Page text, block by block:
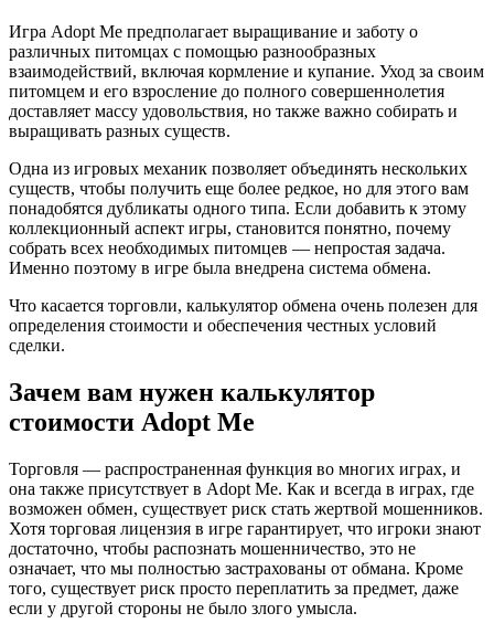
Игра Adopt Me предполагает выращивание и заботу о
различных питомцах с помощью разнообразных
взаимодействий, включая кормление и купание. Уход за своим
питомцем и его взросление до полного совершеннолетия
доставляет массу удовольствия, но также важно собирать и
выращивать разных существ.
Одна из игровых механик позволяет объединять нескольких
существ, чтобы получить еще более редкое, но для этого вам
понадобятся дубликаты одного типа. Если добавить к этому
коллекционный аспект игры, становится понятно, почему
собрать всех необходимых питомцев — непростая задача.
Именно поэтому в игре была внедрена система обмена.
Что касается торговли, калькулятор обмена очень полезен для
определения стоимости и обеспечения честных условий
сделки.
Зачем вам нужен калькулятор
стоимости Adopt Me
Торговля — распространенная функция во многих играх, и
она также присутствует в Adopt Me. Как и всегда в играх, где
возможен обмен, существует риск стать жертвой мошенников.
Хотя торговая лицензия в игре гарантирует, что игроки знают
достаточно, чтобы распознать мошенничество, это не
означает, что мы полностью застрахованы от обмана. Кроме
того, существует риск просто переплатить за предмет, даже
если у другой стороны не было злого умысла.